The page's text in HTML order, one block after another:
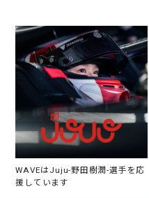
WAVEはJuju-野田樹潤-選手を応
援しています